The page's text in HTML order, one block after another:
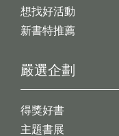
想找好活動
新書特推薦
嚴選企劃
得獎好書
主題書展